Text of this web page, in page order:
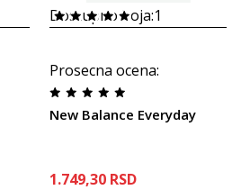
Dostupno boja:1
Prosecna ocena:
New Balance Everyday
1.749,30 RSD